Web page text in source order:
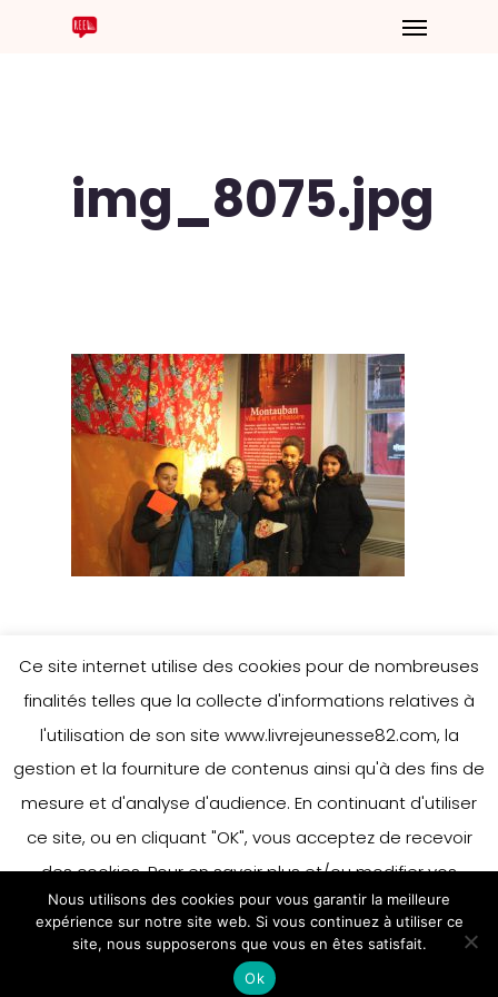
img_8075.jpg
Leave a Reply
You must belogged in to post a
comment.
Ce site internet utilise des cookies pour de nombreuses
finalités telles que la collecte d'informations relatives à
l'utilisation de son site www.livrejeunesse82.com, la
gestion et la fourniture de contenus ainsi qu'à des fins de
mesure et d'analyse d'audience. En continuant d'utiliser
ce site, ou en cliquant "OK", vous acceptez de recevoir
des cookies. Pour en savoir plus et/ou modifier vos
préférences en matière de cookies, merci de vous référer
à notre politique sur les cookies.
Accepter
En savoir plus
Nous utilisons des cookies pour vous garantir la meilleure
expérience sur notre site web. Si vous continuez à utiliser ce
site, nous supposerons que vous en êtes satisfait.
Ok